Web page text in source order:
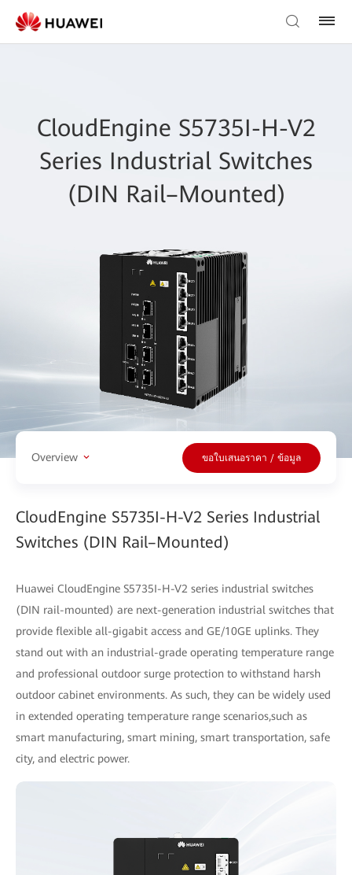
CloudEngine S5735I-H-V2
Series Industrial Switches
(DIN Rail–Mounted)
Overview ขอใบเสนอราคา / ข้อมูล
CloudEngine S5735I-H-V2 Series Industrial
Switches (DIN Rail–Mounted)
Huawei CloudEngine S5735I-H-V2 series industrial switches
(DIN rail-mounted) are next-generation industrial switches that
provide flexible all-gigabit access and GE/10GE uplinks. They
stand out with an industrial-grade operating temperature range
and professional outdoor surge protection to withstand harsh
outdoor cabinet environments. As such, they can be widely used
in extended operating temperature range scenarios,such as
smart manufacturing, smart mining, smart transportation, safe
city, and electric power.